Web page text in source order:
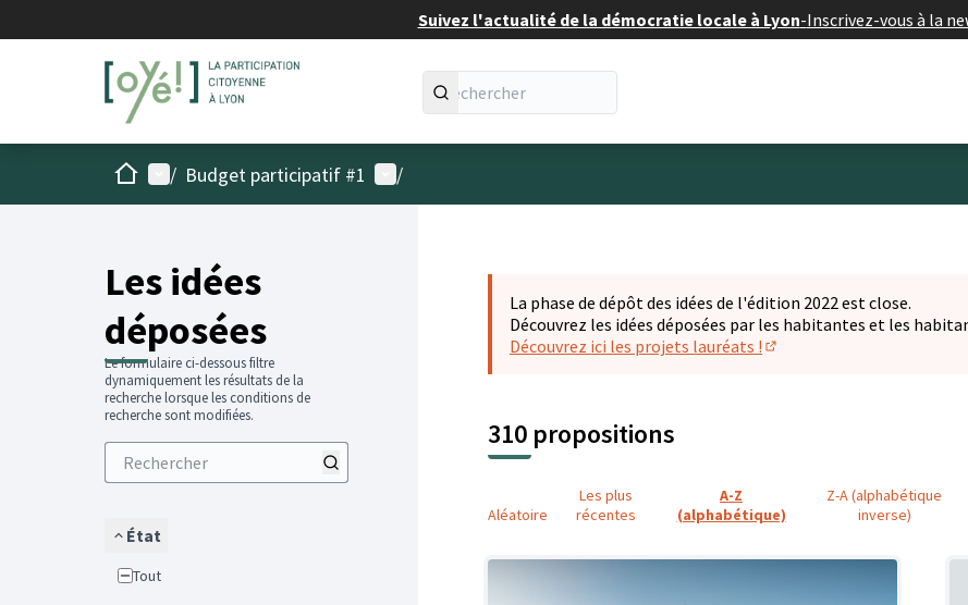
Suivez l'actualité de la démocratie locale à Lyon-Inscrivez-vous à la
AccueilMenu principal
/ Budget participatif #1 Menu utilisateur
/
Les idées
déposées
Le formulaire ci-dessous filtre
dynamiquement les résultats de la
recherche lorsque les conditions de
recherche sont modifiées.
État
Tout
La phase de dépôt des idées de l'édition 2022 est close.
Découvrez les idées déposées par les habitantes et les
Découvrez ici les projets lauréats !
310 propositions
Aléatoire
Les plus
récentes
A-Z
(alphabétique)
Z-A (alphabétique
inverse)